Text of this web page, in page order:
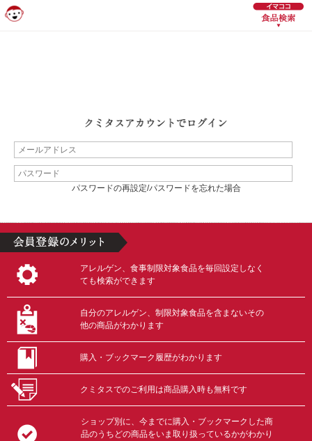
パスワードの再設定/パスワードを忘れた場合
アレルゲン、食事制限対象食品を毎回設定しなく
ても検索ができます
自分のアレルゲン、制限対象食品を含まないその
他の商品がわかります
購入・ブックマーク履歴がわかります
クミタスでのご利用は商品購入時も無料です
ショップ別に、今までに購入・ブックマークした商
品のうちどの商品をいま取り扱っているかがわかり